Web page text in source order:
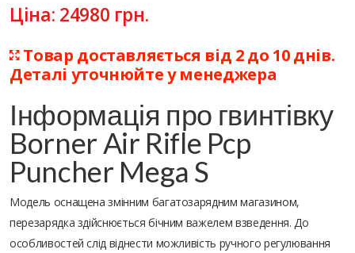
Ціна: 24980 грн.
Товар доставляється від 2 до 10 днів.
Деталі уточнюйте у менеджера
Інформація про гвинтівку
Borner Air Rifle Pcp
Puncher Mega S
Модель оснащена змінним багатозарядним магазином,
перезарядка здійснюється бічним важелем взведення. До
особливостей слід віднести можливість ручного регулювання